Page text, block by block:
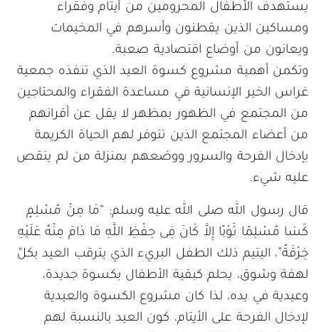
يستهدف الأطفال المحرومين من أيتام وفقراء
ومساكين الذين يقطنون وأسرهم في المخيمات
ويعانون من أوضاع اقتصادية صعبة.
وتكمن أهمية مشروع كسوة العيد الذي تنفذه جمعية
غراس الخير الإنسانية في مساعدة الفقراء والمحتاجين
من المجتمع في الظهور بمظهر لا يقل عن أقرانهم
من أعضاء المجتمع الذين تتوفر لهم الحياة الكريمة
بإدخال الفرحة والسرور ووضعهم بمنزلة من لم ينقص
عليه شيء.
قال رسول الله صلى الله عليه وسلم: “مَا مِنْ مُسْلِمٍ
كَسَا مُسْلِمًا ثَوْبًا إِلاَّ كَانَ فِى حِفْظِ اللَّهِ مَا دَامَ مِنْهُ عَلَيْهِ
خِرْقَةٌ”، اليتيم ذلك الطفل البريء الذي يترقب العيد بكلِّ
لهفة وشوق، يحلم كبقية الأطفال بكسوة جديدة،
وعيدية في يده، لذا كان مشروع الكسوة والعيدية
لإدخال الفرحة على الأيتام، كون العيد بالنسبة لهم